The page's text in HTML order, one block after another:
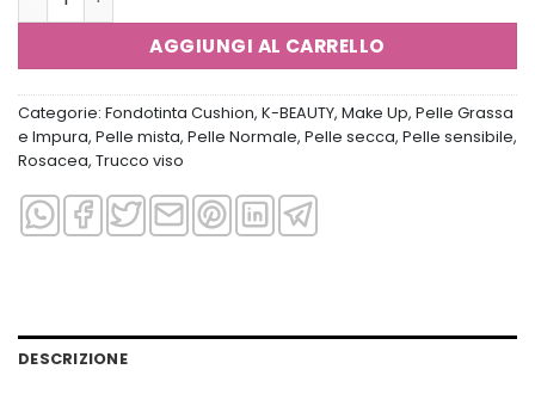
AGGIUNGI AL CARRELLO
Categorie: Fondotinta Cushion, K-BEAUTY, Make Up, Pelle Grassa
e Impura, Pelle mista, Pelle Normale, Pelle secca, Pelle sensibile,
Rosacea, Trucco viso
DESCRIZIONE